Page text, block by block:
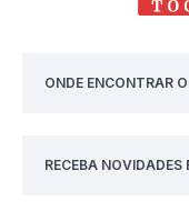
ONDE ENCONTRAR
RECEBA NOVIDADES